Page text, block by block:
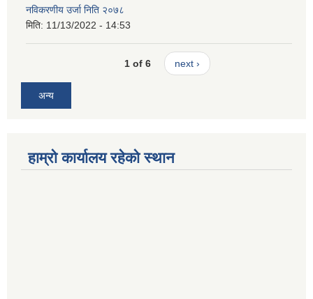
नविकरणीय उर्जा निति २०७८
मिति: 11/13/2022 - 14:53
1 of 6 next ›
अन्य
हाम्रो कार्यालय रहेको स्थान